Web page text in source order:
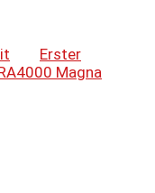
Erster
Magna